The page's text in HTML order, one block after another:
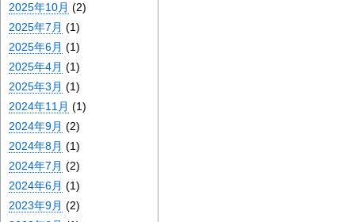
2025年10月 (2)
2025年7月 (1)
2025年6月 (1)
2025年4月 (1)
2025年3月 (1)
2024年11月 (1)
2024年9月 (2)
2024年8月 (1)
2024年7月 (2)
2024年6月 (1)
2023年9月 (2)